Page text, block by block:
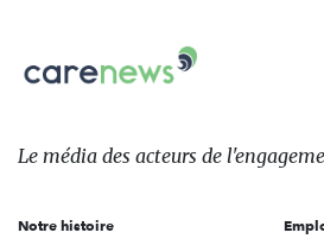
sur:
Carenews,
Le
des
l'engagement
Le média des acteurs de
Notre histoire